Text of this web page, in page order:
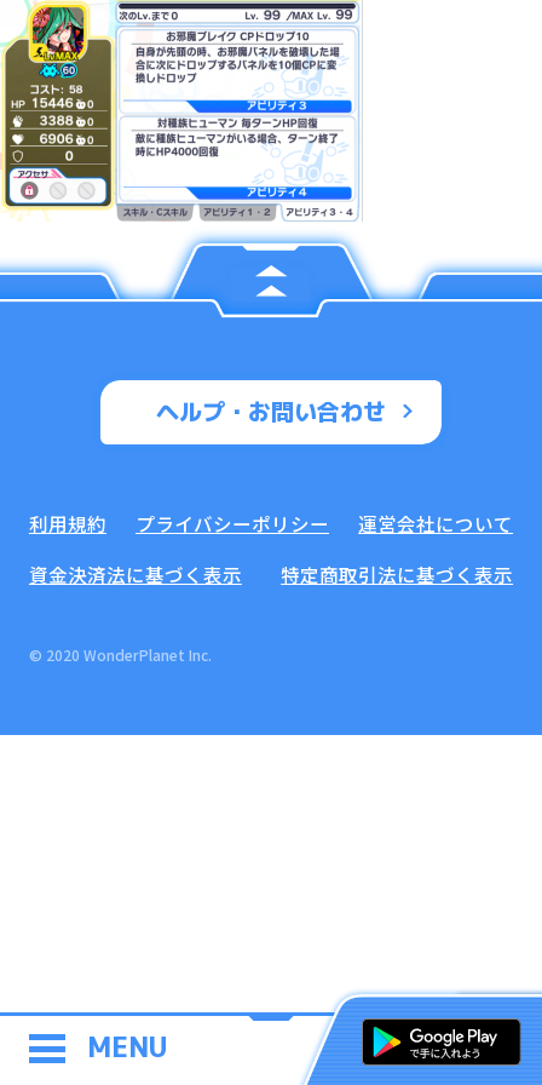
MENU
ヘルプ・お問い合わせ
利用規約 プライバシーポリシー
運営会社について
資金決済法に基づく表示
特定商取引法に基づく表示
© 2020 WonderPlanet Inc.